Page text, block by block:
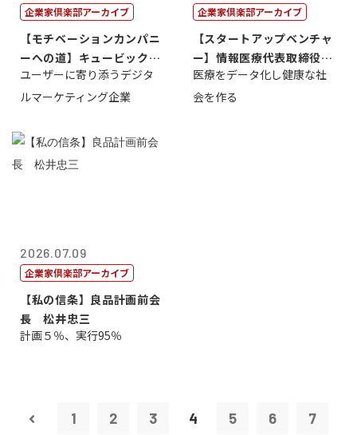
企業家倶楽部アーカイブ
【モチベーションカンパニ
ーへの道】キュービック代
表取締役CE...
ユーザーに寄り添うデジタ
ルマーケティング企業
企業家倶楽部アーカイブ
【スタートアップベンチャ
ー】情報医療代表取締役
原 聖吾
医療をデータ化し健康な社
会を作る
2026.07.09
企業家倶楽部アーカイブ
【私の信条】良品計画前会
長 松井忠三
計画５％、実行95％
1 2 3 4 5 6 7